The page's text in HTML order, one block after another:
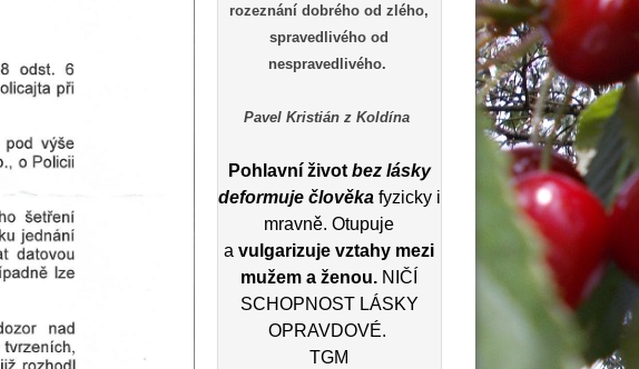
rozeznání dobrého od zlého,
spravedlivého od
nespravedlivého.
Pavel Kristián z Koldína
Pohlavní život bez lásky
deformuje člověkafyzicky i
mravně. Otupuje
avulgarizuje vztahy mezi
mužem a ženou. NIČÍ
SCHOPNOST LÁSKY
OPRAVDOVÉ.
TGM